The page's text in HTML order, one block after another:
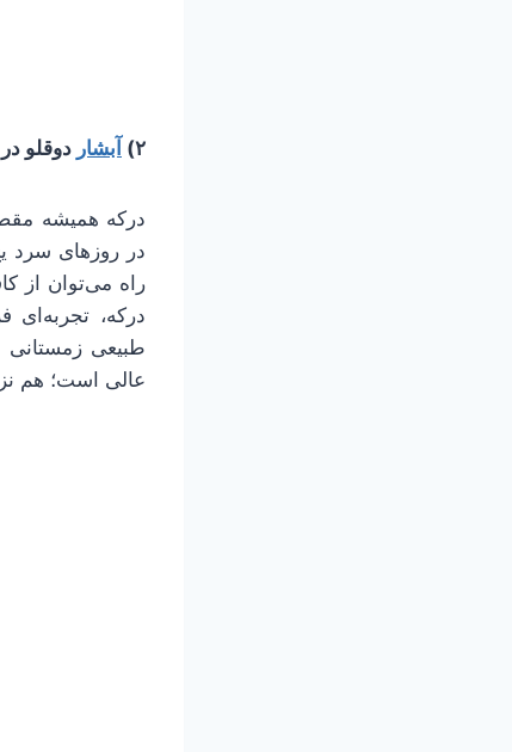
۲) آبشار دوقلو
درکه همیشه
در روزهای سرد
راه می‌توان از
درکه،
طبیعی
عالی است؛ هم